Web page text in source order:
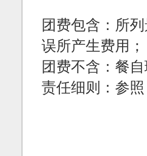
团费包含：所
误所产生费用；
团费不含：餐
责任细则：参